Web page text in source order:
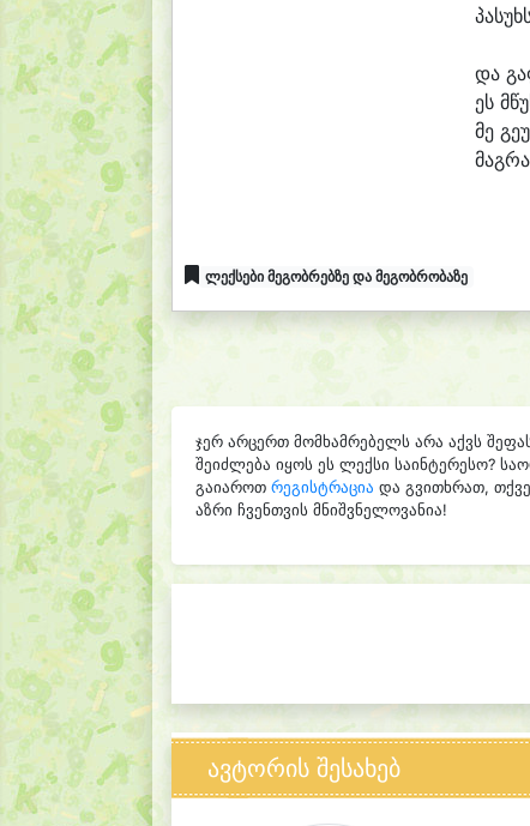
პა
და გა
ეს მწუ
მე გე
მაგ
ლექსები მეგობრებზე და მეგობრობაზე
ჯერ არცერთ მომხამრებელს არა აქვს
შეიძლება იყოს ეს ლექსი საინტერესო?
გაიაროთ რეგისტრაცია და გვითხრათ,
აზრი ჩვენთვის მნიშვნელოვანია!
ავტორის შესახებ